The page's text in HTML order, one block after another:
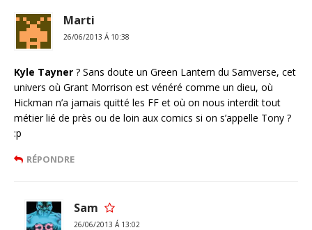
Marti
26/06/2013 Á 10:38
Kyle Tayner ? Sans doute un Green Lantern du Samverse, cet
univers où Grant Morrison est vénéré comme un dieu, où
Hickman n’a jamais quitté les FF et où on nous interdit tout
métier lié de près ou de loin aux comics si on s’appelle Tony ?
:p
RÉPONDRE
Sam
26/06/2013 Á 13:02